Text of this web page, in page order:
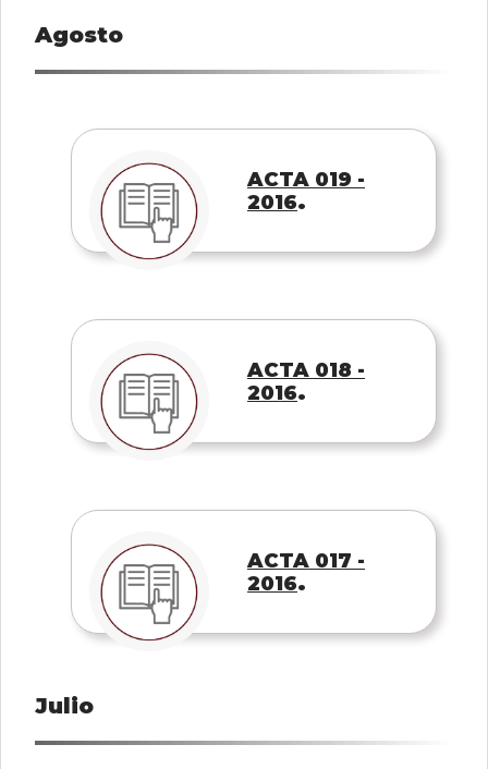
Agosto
ACTA 019 -
2016.
ACTA 018 -
2016.
ACTA 017 -
2016.
Julio